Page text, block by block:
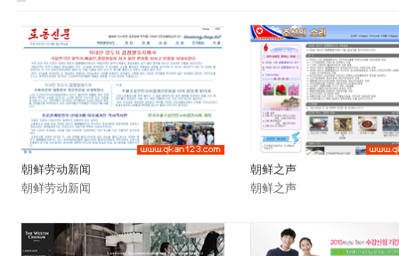
朝鲜劳动新闻
朝鲜劳动新闻
朝鲜之声
朝鲜之声